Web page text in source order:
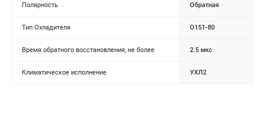
Полярность Обратная
Тип Охладителя О151-80
Время обратного восстановления, не более 2.5 мкс
Климатическое исполнение УХЛ2